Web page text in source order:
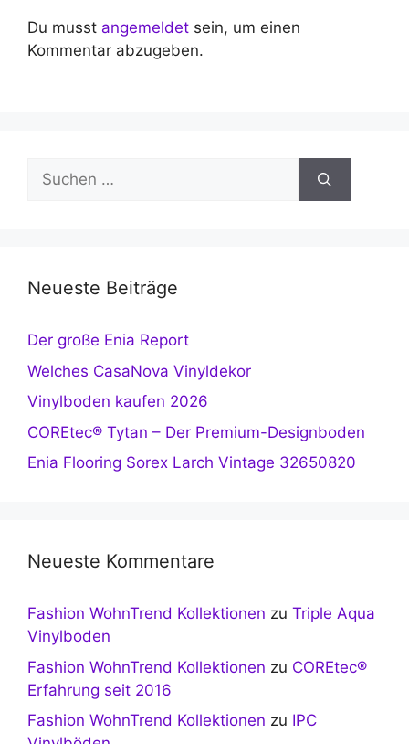
Du musst angemeldet sein, um einen
Kommentar abzugeben.
Suchen
nach:
Neueste Beiträge
Der große Enia Report
Welches CasaNova Vinyldekor
Vinylboden kaufen 2026
COREtec® Tytan – Der Premium-Designboden
Enia Flooring Sorex Larch Vintage 32650820
Neueste Kommentare
Fashion WohnTrend Kollektionen zu Triple Aqua
Vinylboden
Fashion WohnTrend Kollektionen zu COREtec®
Erfahrung seit 2016
Fashion WohnTrend Kollektionen zu IPC